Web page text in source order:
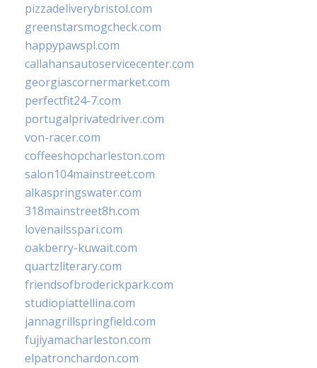
pizzadeliverybristol.com
greenstarsmogcheck.com
happypawspl.com
callahansautoservicecenter.com
georgiascornermarket.com
perfectfit24-7.com
portugalprivatedriver.com
von-racer.com
coffeeshopcharleston.com
salon104mainstreet.com
alkaspringswater.com
318mainstreet8h.com
lovenailsspari.com
oakberry-kuwait.com
quartzliterary.com
friendsofbroderickpark.com
studiopiattellina.com
jannagrillspringfield.com
fujiyamacharleston.com
elpatronchardon.com